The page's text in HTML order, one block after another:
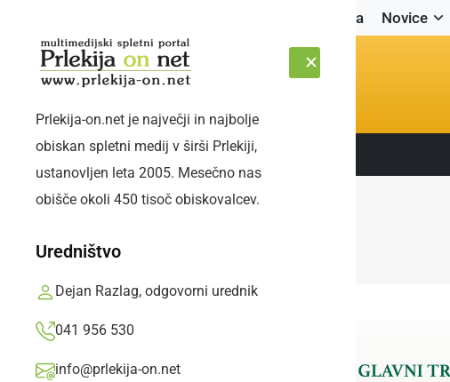
Naslovnica Novice
PETEK, 7. AVGUST 2026 Sledite nam:
Prlekija-on.net je največji in najbolje
obiskan spletni medij v širši Prlekiji,
ustanovljen leta 2005. Mesečno nas
obišče okoli 450 tisoč obiskovalcev.
Uredništvo
Dejan Razlag, odgovorni urednik
041 956 530
info@prlekija-on.net